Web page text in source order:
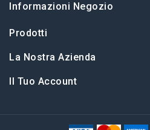
Informazioni Negozio
Prodotti
La Nostra Azienda
Il Tuo Account